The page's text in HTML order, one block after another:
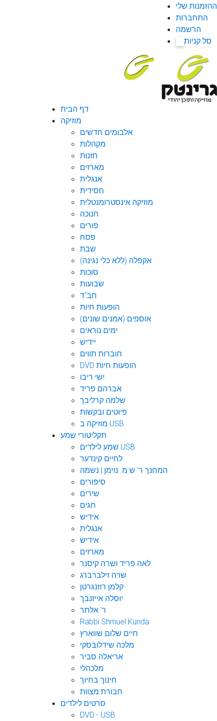
ההזמנות שלי
התחברות
הרשמה
סל קניות
דף הבית
מוזיקה
אלבומים חדשים
מקהלות
חזנות
מארזים
אנגלית
חסידית
מוזיקה אינסטרומנטלית
חנוכה
פורים
פסח
שבת
אקפלה (ללא כלי נגינה)
סוכות
שבועות
חב"ד
הופעות חיות
אוספים (אמנים שונים)
ימים נוראים
יידיש
חוברות תווים
DVD הופעות חיות
ישי ריבו
אברהם פריד
שלמה קרליבך
פיוטים ובקשות
מוזיקה ב USB
תקליטורי שמע
שמע לילדים USB
לחיים קינדער
המחנך ר' ש.מ. נוימן | נשמה
סיפורים
שירים
חגים
אידיש
אנגלית
אידיש
מארזים
לאה פריד ושרה קיסנר
שרה זילברברג
קלמן רוזנגרטן
יוסלה אייזנבך
ר' אלתר
Rabbi Shmuel Kunda
חיים שלום שווארץ
מלכה שידלובסקי
אריאלה סביר
מלכהלי
חינוך בחיוך
חבורת מצוות
סרטים לילדים
DVD - USB